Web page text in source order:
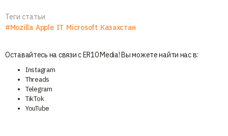
Теги статьи
#Mozilla Apple IT Microsoft Казахстан
Оставайтесь на связи с ER10 Media! Вы можете найти нас в:
Instagram
Threads
Telegram
TikTok
YouTube